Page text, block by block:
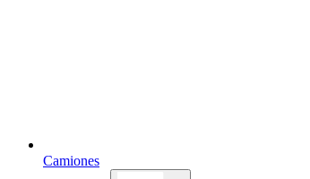
Camiones